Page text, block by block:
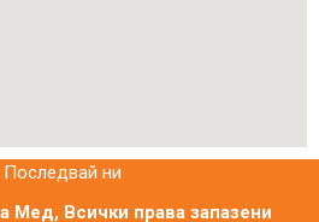
Последвай ни
Мед, Всички права запазени